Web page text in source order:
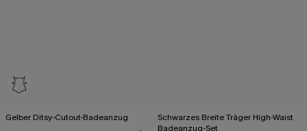
Gelber Ditsy-Cutout-Badeanzug
Schwarzes Breite Träger High-Waist
Badeanzug-Set